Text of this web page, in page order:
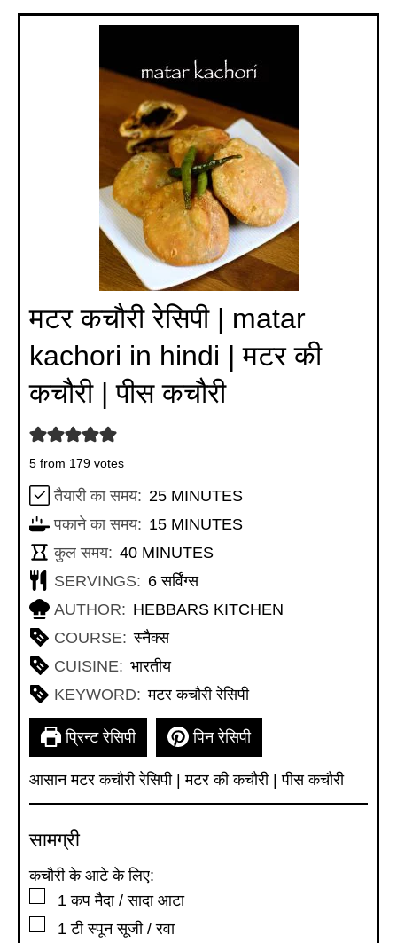
मटर कचौरी रेसिपी | matar
kachori in hindi | मटर की
कचौरी | पीस कचौरी
5 from 179 votes
तैयारी का समय: 25MINUTES
MINUTES
पकाने का समय: 15MINUTES
MINUTES
कुल समय: 40MINUTES
MINUTES
SERVINGS: 6 सर्विंग्स
AUTHOR: HEBBARS KITCHEN
COURSE: स्नैक्स
CUISINE: भारतीय
KEYWORD: मटर कचौरी रेसिपी
प्रिन्ट रेसिपी पिन रेसिपी
आसान मटर कचौरी रेसिपी | मटर की कचौरी | पीस कचौरी
सामग्री
कचौरी के आटे के लिए:
▢
1 कप मैदा / सादा आटा
▢
1 टी स्पून सूजी / रवा